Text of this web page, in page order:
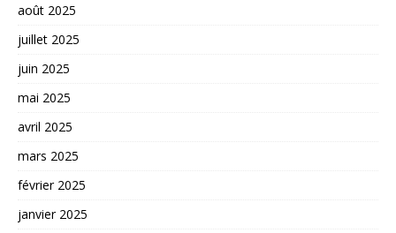
août 2025
juillet 2025
juin 2025
mai 2025
avril 2025
mars 2025
février 2025
janvier 2025